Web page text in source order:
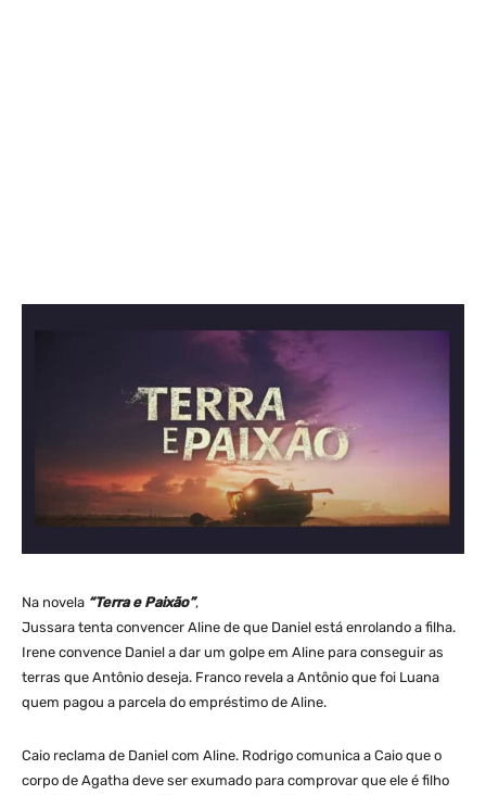
Na novela “Terra e Paixão”,
Jussara tenta convencer Aline de que Daniel está enrolando a filha.
Irene convence Daniel a dar um golpe em Aline para conseguir as
terras que Antônio deseja. Franco revela a Antônio que foi Luana
quem pagou a parcela do empréstimo de Aline.
Caio reclama de Daniel com Aline. Rodrigo comunica a Caio que o
corpo de Agatha deve ser exumado para comprovar que ele é filho